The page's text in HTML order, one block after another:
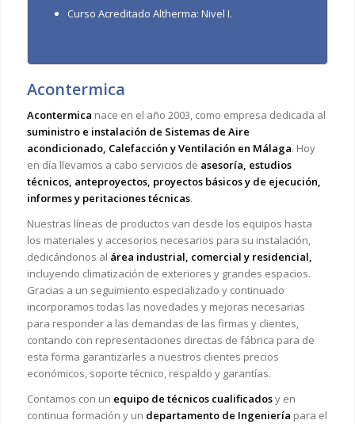
Curso Acreditado Altherma: Nivel I.
Acontermica
Acontermica nace en el año 2003, como empresa dedicada al
suministro e instalación de Sistemas de Aire
acondicionado, Calefacción y Ventilación en Málaga. Hoy
en día llevamos a cabo servicios de asesoría, estudios
técnicos, anteproyectos, proyectos básicos y de ejecución,
informes y peritaciones técnicas.
Nuestras líneas de productos van desde los equipos hasta
los materiales y accesorios necesarios para su instalación,
dedicándonos al área industrial, comercial y residencial,
incluyendo climatización de exteriores y grandes espacios.
Gracias a un seguimiento especializado y continuado
incorporamos todas las novedades y mejoras necesarias
para responder a las demandas de las firmas y clientes,
contando con representaciones directas de fábrica para de
esta forma garantizarles a nuestros clientes precios
económicos, soporte técnico, respaldo y garantías.
Contamos con un equipo de técnicos cualificadosy en
continua formación y un departamento de Ingeniería para el